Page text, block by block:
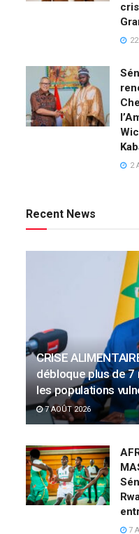
2
Recent News
CRISE
débloque plus de 7
les populations
7 AOÛT 2026
7